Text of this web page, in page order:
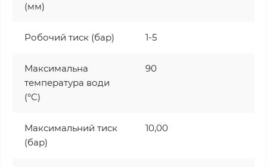
(мм)
Робочий тиск (бар) 1-5
Максимальна
температура води
(°C)
90
Максимальний тиск
(бар)
10,00